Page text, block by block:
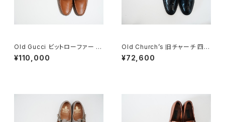
Old Gucci ビットローファー 41
E Brown Deadstock
¥110,000
Old Church’s 旧チャーチ 四都
市 Grafton グラフトン 70F
¥72,600